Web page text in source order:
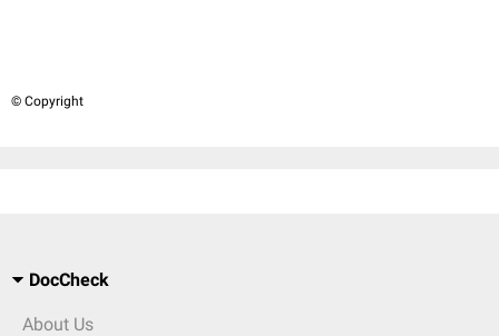
© Copyright
DocCheck
About Us